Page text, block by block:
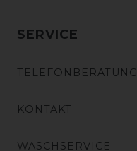
SERVICE
TELEFONBERATUNG
KONTAKT
WASCHSERVICE